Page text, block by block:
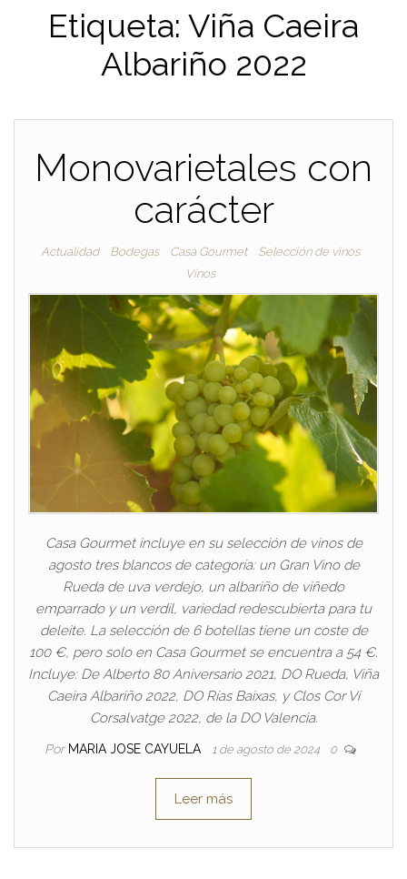
Etiqueta: Viña Caeira
Albariño 2022
Monovarietales con
carácter
Actualidad Bodegas Casa Gourmet
Selección de vinos
Vinos
Casa Gourmet incluye en su selección de vinos de
agosto tres blancos de categoría: un Gran Vino de
Rueda de uva verdejo, un albariño de viñedo
emparrado y un verdil, variedad redescubierta para tu
deleite. La selección de 6 botellas tiene un coste de
100 €, pero solo en Casa Gourmet se encuentra a 54 €.
Incluye: De Alberto 80 Aniversario 2021, DO Rueda, Viña
Caeira Albariño 2022, DO Rías Baixas, y Clos Cor Ví
Corsalvatge 2022, de la DO Valencia.
Por MARIA JOSE CAYUELA 1 de agosto de 2024 0
Leer más